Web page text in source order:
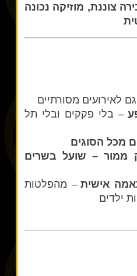
צוננת, מוזיקה נכונה
לאירועים מסורתיים
– בלי פקקים ובלי תל
מכל הסוגים
ממור – שועל בשרים
אישית– מהפלטות
ילדים